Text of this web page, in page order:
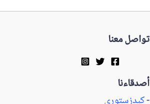
تواصل معنا
أصدقاءنا